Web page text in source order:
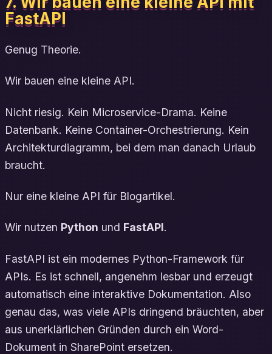
FastAPI
Genug Theorie.
Wir bauen eine kleine API.
Nicht riesig. Kein Microservice-Drama. Keine
Datenbank. Keine Container-Orchestrierung. Kein
Architekturdiagramm, bei dem man danach Urlaub
braucht.
Nur eine kleine API für Blogartikel.
Wir nutzen Python und FastAPI.
FastAPI ist ein modernes Python-Framework für
APIs. Es ist schnell, angenehm lesbar und erzeugt
automatisch eine interaktive Dokumentation. Also
genau das, was viele APIs dringend bräuchten, aber
aus unerklärlichen Gründen durch ein Word-
Dokument in SharePoint ersetzen.